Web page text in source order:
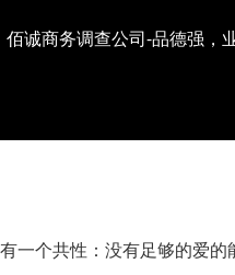
佰诚商务调查公司-品德强，
一个共性：没有足够的爱的